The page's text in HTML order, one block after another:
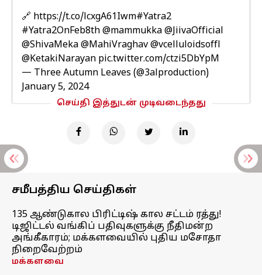
🔗 https://t.co/lcxgA61Iwm#Yatra2
#Yatra2OnFeb8th @mammukka @JiivaOfficial
@ShivaMeka @MahiVraghav @vcelluloidsoffl
@KetakiNarayan pic.twitter.com/ctzi5DbYpM
— Three Autumn Leaves (@3alproduction)
January 5, 2024
செய்தி இத்துடன் முடிவடைந்தது
சமீபத்திய செய்திகள்
135 ஆண்டுகால பிரிட்டிஷ் கால சட்டம் ரத்து!
டிஜிட்டல் வங்கிப் பதிவுகளுக்கு நீதிமன்ற
அங்கீகாரம்; மக்களவையில் புதிய மசோதா
நிறைவேற்றம்
மக்களவை